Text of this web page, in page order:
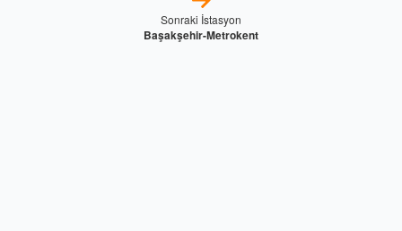
Sonraki İstasyon
Başakşehir-Metrokent